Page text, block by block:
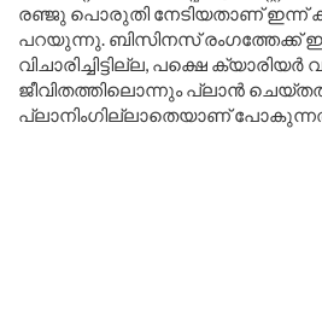
രഞ്ജു പൊരുതി നേടിയതാണ് ഇന്ന്
പറയുന്നു. ബിസിനസ് രംഗത്തേക്ക്
വിചാരിച്ചിട്ടില്ല, പക്ഷെ
ജീവിതത്തിലൊന്നും പ്ലാന്‍
പ്ലാനിംഗില്ലാതെയാണ്